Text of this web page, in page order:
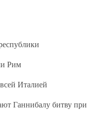
Рим
Италией
Ганнибалу битву при